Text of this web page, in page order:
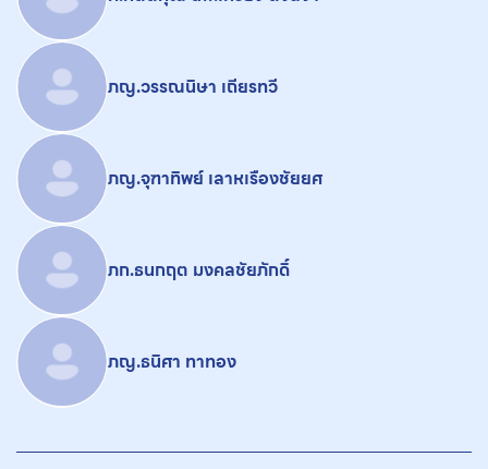
ภญ.วรรณนิษา เถียรทวี
ภญ.จุฑาทิพย์ เลาหเรืองชัยยศ
ภก.ธนกฤต มงคลชัยภักดิ์
ภญ.ธนิศา ทาทอง